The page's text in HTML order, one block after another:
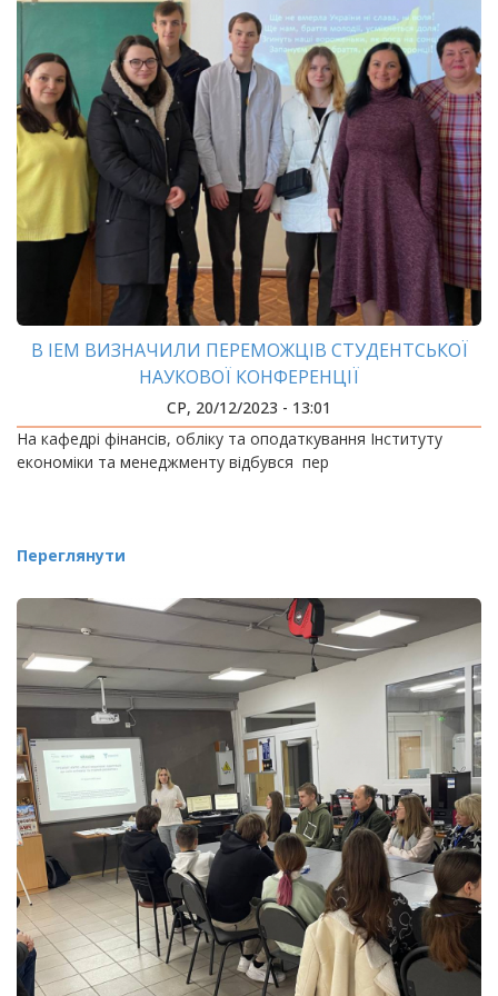
В ІЕМ ВИЗНАЧИЛИ ПЕРЕМОЖЦІВ СТУДЕНТСЬКОЇ
НАУКОВОЇ КОНФЕРЕНЦІЇ
СР, 20/12/2023 - 13:01
На кафедрі фінансів, обліку та оподаткування Інституту
економіки та менеджменту відбувся пер
Переглянути